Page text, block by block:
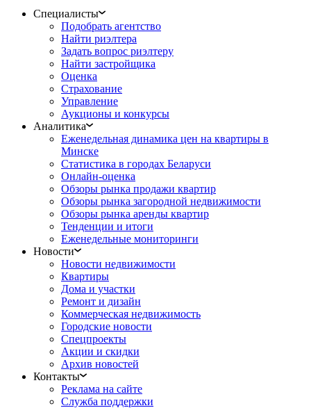
Специалисты
Подобрать агентство
Найти риэлтера
Задать вопрос риэлтеру
Найти застройщика
Оценка
Страхование
Управление
Аукционы и конкурсы
Аналитика
Еженедельная динамика цен на квартиры в
Минске
Статистика в городах Беларуси
Онлайн-оценка
Обзоры рынка продажи квартир
Обзоры рынка загородной недвижимости
Обзоры рынка аренды квартир
Тенденции и итоги
Еженедельные мониторинги
Новости
Новости недвижимости
Квартиры
Дома и участки
Ремонт и дизайн
Коммерческая недвижимость
Городские новости
Спецпроекты
Акции и скидки
Архив новостей
Контакты
Реклама на сайте
Служба поддержки